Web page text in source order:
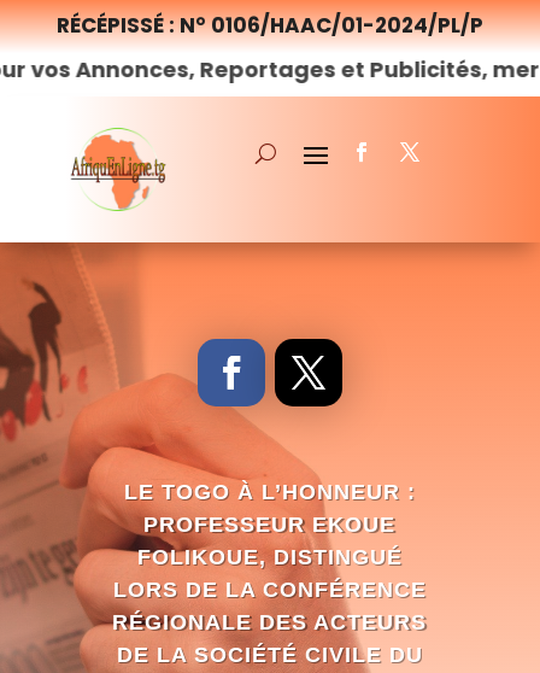
RÉCÉPISSÉ : N° 0106/HAAC/01-2024/PL/P
Reportages et Publicités, merci de
LE TOGO À L’HONNEUR :
PROFESSEUR EKOUE
FOLIKOUE, DISTINGUÉ
LORS DE LA CONFÉRENCE
RÉGIONALE DES ACTEURS
DE LA SOCIÉTÉ CIVILE DU